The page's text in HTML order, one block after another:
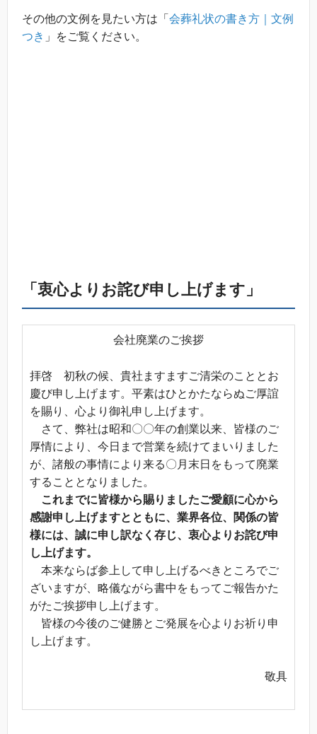
その他の文例を見たい方は「 会葬礼状の書き方｜文例
つき 」をご覧ください。
「衷心よりお詫び申し上げます」
会社廃業のご挨拶
拝啓 初秋の候、貴社ますますご清栄のこととお
慶び申し上げます。平素はひとかたならぬご厚誼
を賜り、心より御礼申し上げます。
さて、弊社は昭和〇〇年の創業以来、皆様のご
厚情により、今日まで営業を続けてまいりました
が、諸般の事情により来る〇月末日をもって廃業
することとなりました。
これまでに皆様から賜りましたご愛顧に心から
感謝申し上げますとともに、業界各位、関係の皆
様には、誠に申し訳なく存じ、衷心よりお詫び申
し上げます。
本来ならば参上して申し上げるべきところでご
ざいますが、略儀ながら書中をもってご報告かた
がたご挨拶申し上げます。
皆様の今後のご健勝とご発展を心よりお祈り申
し上げます。
敬具